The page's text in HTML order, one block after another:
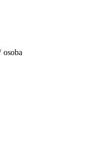
osoba